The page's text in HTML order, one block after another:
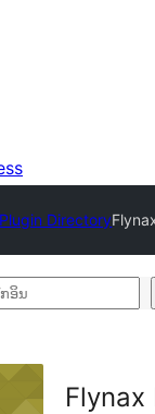
Plugin Directory
Flynax